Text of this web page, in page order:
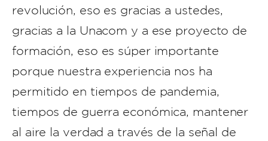
revolución, eso es gracias a ustedes,
gracias a la Unacom y a ese proyecto de
formación, eso es súper importante
porque nuestra experiencia nos ha
permitido en tiempos de pandemia,
tiempos de guerra económica, mantener
al aire la verdad a través de la señal de